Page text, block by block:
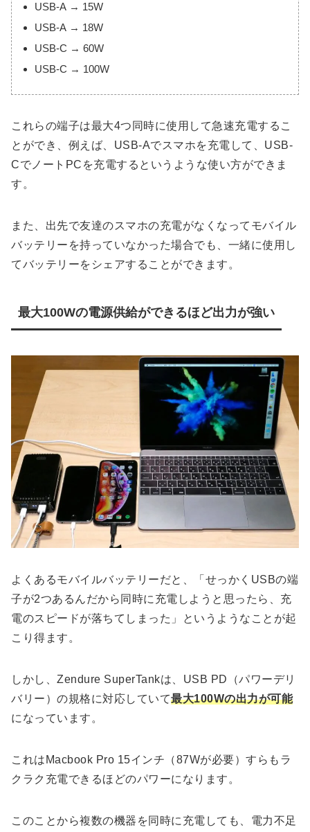
USB-A → 15W
USB-A → 18W
USB-C → 60W
USB-C → 100W
これらの端子は最大4つ同時に使用して急速充電するこ
とができ、例えば、USB-Aでスマホを充電して、USB-
CでノートPCを充電するというような使い方ができま
す。
また、出先で友達のスマホの充電がなくなってモバイル
バッテリーを持っていなかった場合でも、一緒に使用し
てバッテリーをシェアすることができます。
最大100Wの電源供給ができるほど出力が強い
よくあるモバイルバッテリーだと、「せっかくUSBの端
子が2つあるんだから同時に充電しようと思ったら、充
電のスピードが落ちてしまった」というようなことが起
こり得ます。
しかし、Zendure SuperTankは、USB PD（パワーデリ
バリー）の規格に対応していて最大100Wの出力が可能
になっています。
これはMacbook Pro 15インチ（87Wが必要）すらもラ
クラク充電できるほどのパワーになります。
このことから複数の機器を同時に充電しても、電力不足